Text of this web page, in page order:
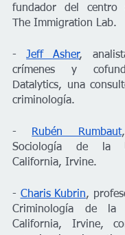
fundador del centro
The Immigration Lab.
- Jeff Asher,
crímenes y
Datalytics, una
criminología.
- Rubén Rumbaut
Sociología de la
California, Irvine.
- Charis Kubrin,
Criminología de la
California, Irvine,